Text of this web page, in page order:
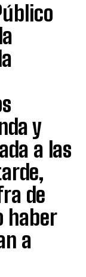
y
a las
de
haber
a